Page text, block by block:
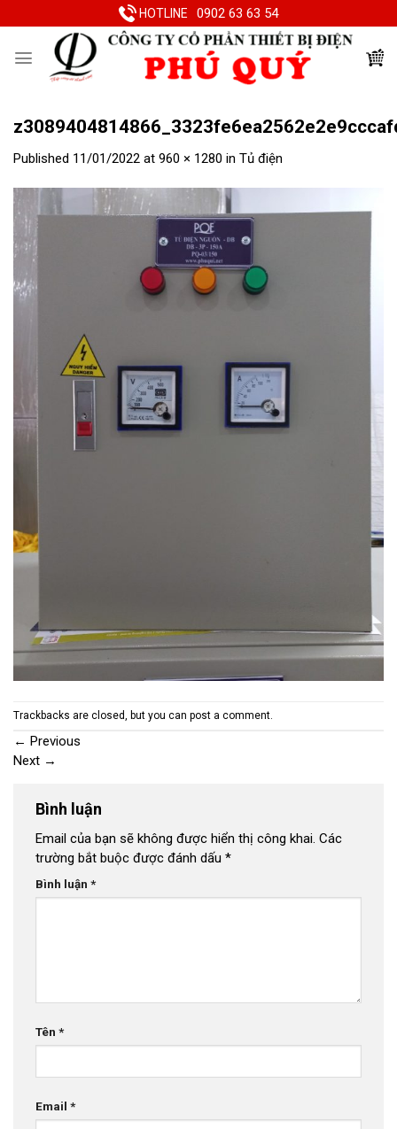
to
HOTLINE 0902 63 63 54
Published 11/01/2022 at 960 × 1280 in Tủ điện
Trackbacks are closed, but you can post a comment.
← Previous
Next →
Bình luận
Email của bạn sẽ không được hiển thị công khai. Các
trường bắt buộc được đánh dấu *
Bình luận *
Tên *
Email *